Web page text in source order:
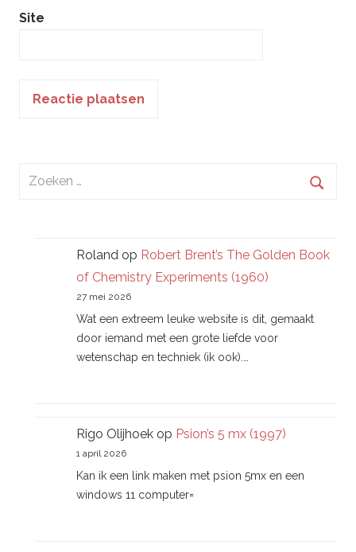
Site
Zoeken
Roland op Robert Brent’s The Golden Book
of Chemistry Experiments (1960)
27 mei 2026
Wat een extreem leuke website is dit, gemaakt
door iemand met een grote liefde voor
wetenschap en techniek (ik ook).…
Rigo Olijhoek op Psion’s 5 mx (1997)
1 april 2026
Kan ik een link maken met psion 5mx en een
windows 11 computer=